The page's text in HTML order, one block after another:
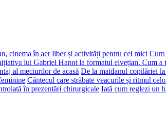
cinema în aer liber și activități pentru cei mici Cum
lui Gabriel Hanot la formatul elvețian. Cum
al meciurilor de acasă De la maidanul copilăriei
Cântecul care străbate veacurile și ritmul
în prezentări chirurgicale Iată cum reglezi un